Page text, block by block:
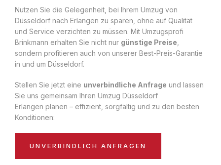
Nutzen Sie die Gelegenheit, bei Ihrem Umzug von
Düsseldorf nach Erlangen zu sparen, ohne auf Qualität
und Service verzichten zu müssen. Mit Umzugsprofi
Brinkmann erhalten Sie nicht nur günstige Preise
sondern profitieren auch von unserer Best-Preis-Garantie
in und um Düsseldorf.
Stellen Sie jetzt eine unverbindliche Anfrage und lassen
Sie uns gemeinsam Ihren Umzug Düsseldorf
Erlangen planen – effizient, sorgfältig und zu den besten
Konditionen:
UNVERBINDLICH ANFRAGEN